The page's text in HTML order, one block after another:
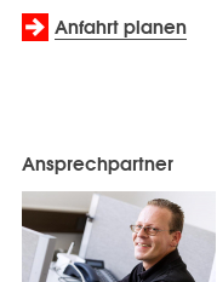
Anfahrt planen
Ansprechpartner